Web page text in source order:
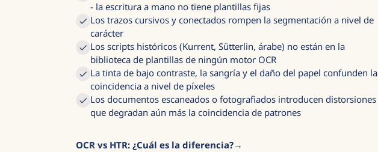
- la escritura a mano no tiene plantillas fijas
Los trazos cursivos y conectados rompen la segmentación a nivel de
carácter
Los scripts históricos (Kurrent, Sütterlin, árabe) no están en la
biblioteca de plantillas de ningún motor OCR
La tinta de bajo contraste, la sangría y el daño del papel confunden la
coincidencia a nivel de píxeles
Los documentos escaneados o fotografiados introducen distorsiones
que degradan aún más la coincidencia de patrones
OCR vs HTR: ¿Cuál es la diferencia?